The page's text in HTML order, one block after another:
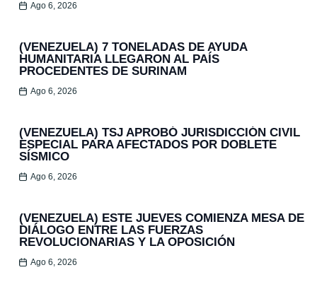
Ago 6, 2026
(VENEZUELA) 7 TONELADAS DE AYUDA
HUMANITARIA LLEGARON AL PAÍS
PROCEDENTES DE SURINAM
Ago 6, 2026
(VENEZUELA) TSJ APROBÓ JURISDICCIÓN CIVIL
ESPECIAL PARA AFECTADOS POR DOBLETE
SÍSMICO
Ago 6, 2026
(VENEZUELA) ESTE JUEVES COMIENZA MESA DE
DIÁLOGO ENTRE LAS FUERZAS
REVOLUCIONARIAS Y LA OPOSICIÓN
Ago 6, 2026